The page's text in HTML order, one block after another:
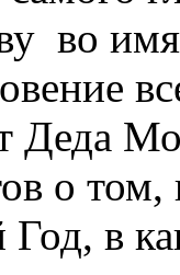
во
о
в